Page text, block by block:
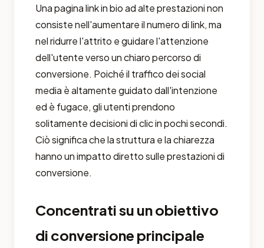
Una pagina link in bio ad alte prestazioni non
consiste nell'aumentare il numero di link, ma
nel ridurre l'attrito e guidare l'attenzione
dell'utente verso un chiaro percorso di
conversione. Poiché il traffico dei social
media è altamente guidato dall'intenzione
ed è fugace, gli utenti prendono
solitamente decisioni di clic in pochi secondi.
Ciò significa che la struttura e la chiarezza
hanno un impatto diretto sulle prestazioni di
conversione.
Concentrati su un obiettivo
di conversione principale